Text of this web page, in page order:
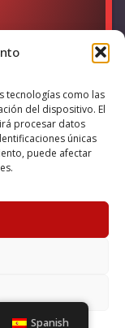
tecnologías como las
del dispositivo. El
procesar datos
únicas
puede afectar
Kit Digital y lo ha
NextGeneration EU
reservados |
Spanish